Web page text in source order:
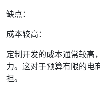
缺点：
成本较高：
定制开发的成本通常较高
力。这对于预算有限的电
担。